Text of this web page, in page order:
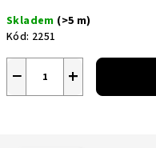
cena:
Skladem (>5 m)
Kód: 2251
+
−